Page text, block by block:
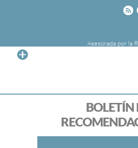
Rss
Asesorada por la
la Agencia Efe y la Real
cuyo objetivo es colaborar
español en los medios de
Internet.
BOLETÍN